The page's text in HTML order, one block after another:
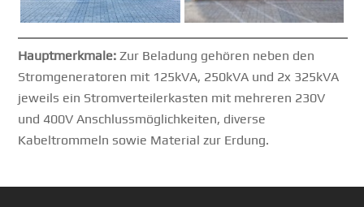
Hauptmerkmale: Zur Beladung gehören neben den
Stromgeneratoren mit 125kVA, 250kVA und 2x 325kVA
jeweils ein Stromverteilerkasten mit mehreren 230V
und 400V Anschlussmöglichkeiten, diverse
Kabeltrommeln sowie Material zur Erdung.